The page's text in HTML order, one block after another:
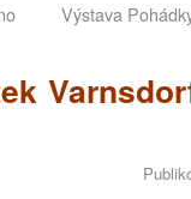
Výstava